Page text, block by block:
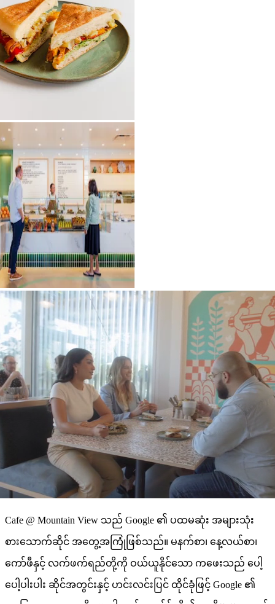
Cafe @ Mountain View သည် Google ၏ ပထမဆုံး အများသုံး
စားသောက်ဆိုင် အတွေ့အကြုံဖြစ်သည်။ မနက်စာ၊ နေ့လယ်စာ၊
ကော်ဖီနှင့် လက်ဖက်ရည်တို့ကို ဝယ်ယူနိုင်သော ကဖေးသည် ပေါ့
ပေါ့ပါးပါး ဆိုင်အတွင်းနှင့် ဟင်းလင်းပြင် ထိုင်ခုံဖြင့် Google ၏